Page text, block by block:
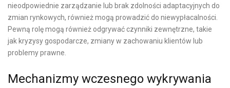
nieodpowiednie zarządzanie lub brak zdolności adaptacyjnych do
zmian rynkowych, również mogą prowadzić do niewypłacalności.
Pewną rolę mogą również odgrywać czynniki zewnętrzne, takie
jak kryzysy gospodarcze, zmiany w zachowaniu klientów lub
problemy prawne.
Mechanizmy wczesnego wykrywania